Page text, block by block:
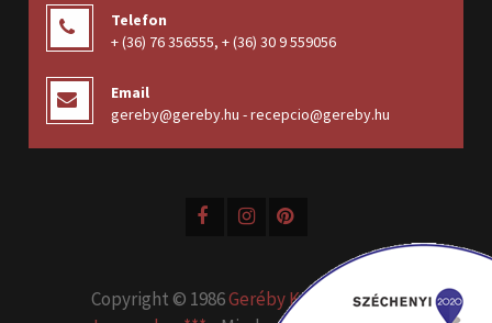
Telefon
+ (36) 76 356555, + (36) 30 9 559056
Email
gereby@gereby.hu - recepcio@gereby.hu
Copyright © 1986Geréby Kúria Hotel és